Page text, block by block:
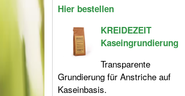
Hier bestellen
KREIDEZEIT
Kaseingrundierung
Transparente
Grundierung für Anstriche auf
Kaseinbasis.